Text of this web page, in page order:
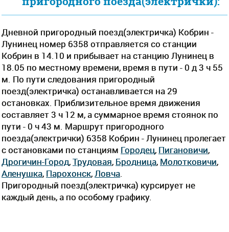
Дневной пригородный поезд(электричка) Кобрин -
Лунинец номер 6358 отправляется со станции
Кобрин в 14.10 и прибывает на станцию Лунинец в
18.05 по местному времени, время в пути - 0 д 3 ч 55
м. По пути следования пригородный
поезд(электричка) останавливается на 29
остановках. Приблизительное время движения
составляет 3 ч 12 м, а суммарное время стоянок по
пути - 0 ч 43 м. Маршрут пригородного
поезда(электрички) 6358 Кобрин - Лунинец пролегает
c остановками по станциям Городец, Пигановичи,
Дрогичин-Город,Трудовая, Бродница, Молотковичи,
Аленушка, Парохонск, Ловча
Пригородный поезд(электричка) курсирует не
каждый день, а по особому графику.